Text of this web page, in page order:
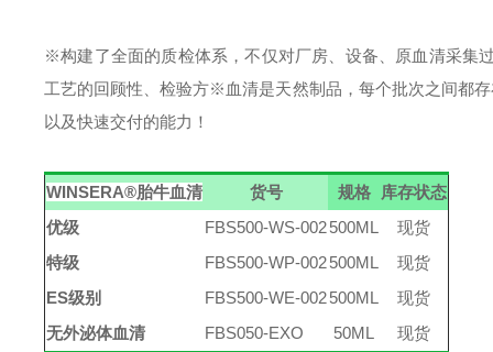
※构建了全面的质检体系，不仅对厂房、设备、原血清采集
工艺的回顾性、检验方※ 血清是天然制品，每个批次之间都
以及快速交付的能力！
WINSERA®胎牛血清 货号 规格
库存状态
优级
FBS500-WS-002500ML
现货
特级
FBS500-WP-002500ML
现货
ES级别
FBS500-WE-002500ML
现货
无外泌体血清
FBS050-EXO 50ML 现货